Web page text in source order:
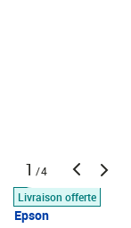
1 /4
Livraison offerte
Epson